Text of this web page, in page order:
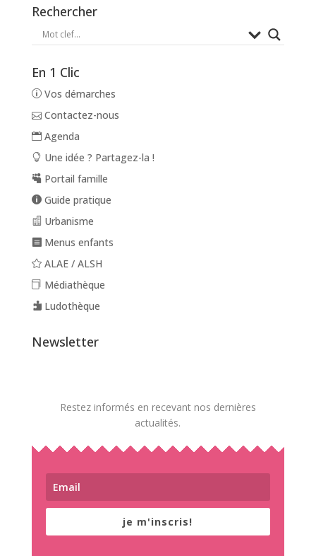
Rechercher
En 1 Clic
Vos démarches
Contactez-nous
Agenda
Une idée ? Partagez-la !
Portail famille
Guide pratique
Urbanisme
Menus enfants
ALAE / ALSH
Médiathèque
Ludothèque
Newsletter
Restez informés en recevant nos dernières
actualités.
je m'inscris!